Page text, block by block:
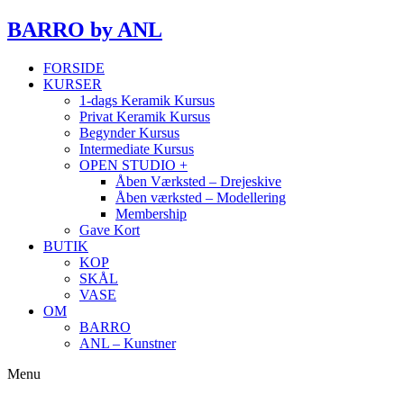
BARRO by ANL
FORSIDE
KURSER
1-dags Keramik Kursus
Privat Keramik Kursus
Begynder Kursus
Intermediate Kursus
OPEN STUDIO +
Åben Værksted – Drejeskive
Åben værksted – Modellering
Membership
Gave Kort
BUTIK
KOP
SKÅL
VASE
OM
BARRO
ANL – Kunstner
Menu